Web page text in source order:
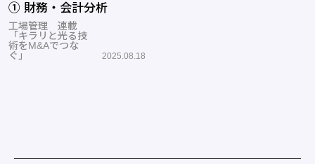
① 財務・会計分析
工場管理 連載
「キラリと光る技
術をM&Aでつな
ぐ」
2025.08.18